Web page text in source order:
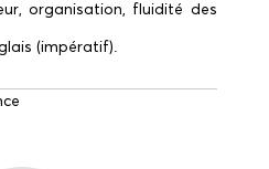
organisation, fluidité des
(impératif).